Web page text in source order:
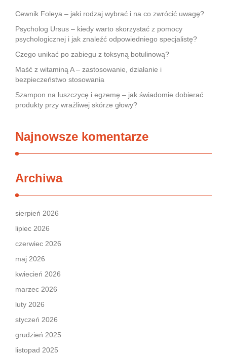
Cewnik Foleya – jaki rodzaj wybrać i na co zwrócić uwagę?
Psycholog Ursus – kiedy warto skorzystać z pomocy
psychologicznej i jak znaleźć odpowiedniego specjalistę?
Czego unikać po zabiegu z toksyną botulinową?
Maść z witaminą A – zastosowanie, działanie i
bezpieczeństwo stosowania
Szampon na łuszczycę i egzemę – jak świadomie dobierać
produkty przy wrażliwej skórze głowy?
Najnowsze komentarze
Archiwa
sierpień 2026
lipiec 2026
czerwiec 2026
maj 2026
kwiecień 2026
marzec 2026
luty 2026
styczeń 2026
grudzień 2025
listopad 2025